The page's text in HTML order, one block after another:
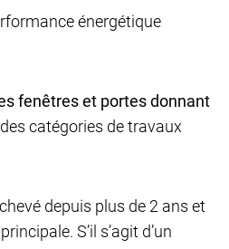
énergétique
fenêtres et portes donnant
des catégories de travaux
depuis plus de 2 ans et
S’il s’agit d’un